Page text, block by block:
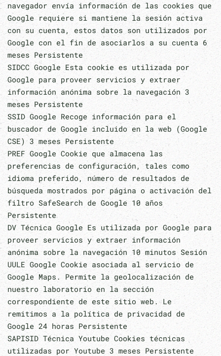
navegador envía información de las cookies que
Google requiere si mantiene la sesión activa
con su cuenta, estos datos son utilizados por
Google con el fin de asociarlos a su cuenta 6
meses Persistente
SIDCC Google Esta cookie es utilizada por
Google para proveer servicios y extraer
información anónima sobre la navegación 3
meses Persistente
SSID Google Recoge información para el
buscador de Google incluido en la web (Google
CSE) 3 meses Persistente
PREF Google Cookie que almacena las
preferencias de configuración, tales como
idioma preferido, número de resultados de
búsqueda mostrados por página o activación del
filtro SafeSearch de Google 10 años
Persistente
DV Técnica Google Es utilizada por Google para
proveer servicios y extraer información
anónima sobre la navegación 10 minutos Sesión
UULE Google Cookie asociada al servicio de
Google Maps. Permite la geolocalización de
nuestro laboratorio en la sección
correspondiente de este sitio web. Le
remitimos a la política de privacidad de
Google 24 horas Persistente
SAPISID Técnica Youtube Cookies técnicas
utilizadas por Youtube 3 meses Persistente